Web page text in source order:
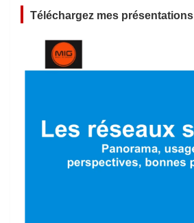
Téléchargez mes présentations